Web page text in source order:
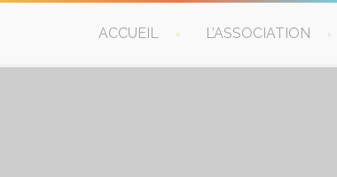
ACCUEIL L’ASSOCIATION